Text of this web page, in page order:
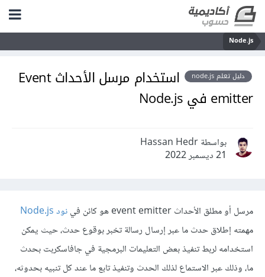
Node.js
دليل تعلم node.js
استخدام مرسل الأحداث Event
emitter في Node.js
بواسطة Hassan Hedr
21 ديسمبر 2022
مرسل أو مطلق الأحداث event emitter هو كائن في
نود Node.js
مهمته إطلاق حدث ما عبر إرسال رسالة تخبر بوقوع حدث، حيث يمكن
استخدامه لربط تنفيذ بعض التعليمات البرمجية في جافاسكربت بحدث
ما، وذلك عبر الاستماع لذلك الحدث وتنفيذ تابع ما عند كل تنبيه بحدوثه،